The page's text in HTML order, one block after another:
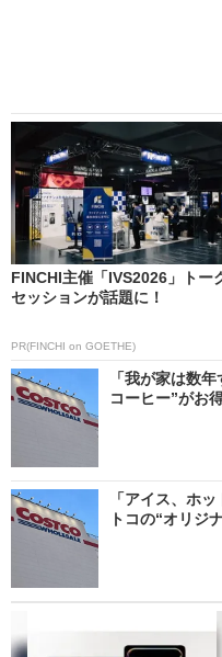
FINCHI主催「IVS2026」トー
セッションが話題に！
PR(FINCHI on GOETHE)
「我が家は数
コーヒー”がお
「アイス、ホ
トコの“オリジ